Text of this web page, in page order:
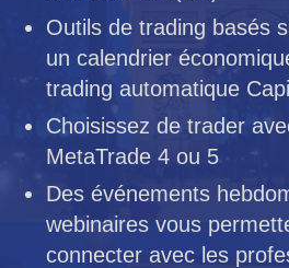
Outils de trading basés
un calendrier
trading automatique
Choisissez de trader
MetaTrade 4 ou 5
Des événements
webinaires vous
connecter avec les